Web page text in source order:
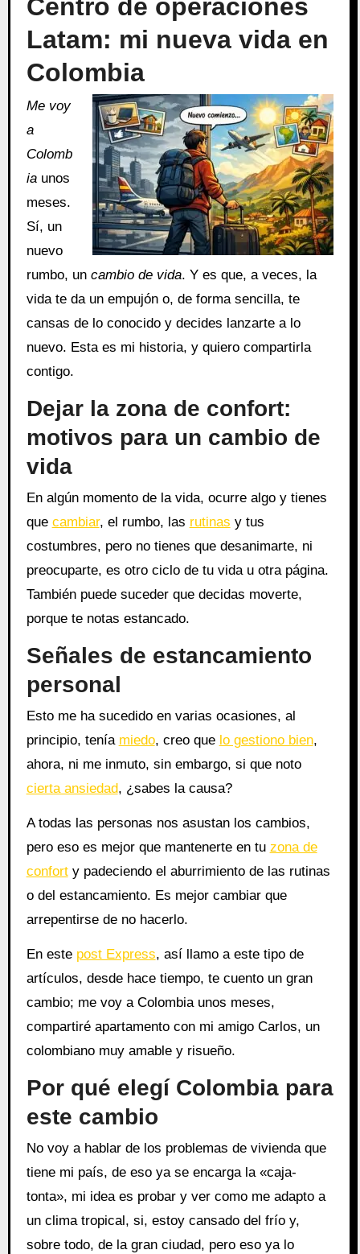
Centro de operaciones
Latam: mi nueva vida en
Colombia
Me voy
a
Colomb
ia unos
meses.
Sí, un
nuevo
rumbo, un cambio de vida. Y es que, a veces, la
vida te da un empujón o, de forma sencilla, te
cansas de lo conocido y decides lanzarte a lo
nuevo. Esta es mi historia, y quiero compartirla
contigo.
Dejar la zona de confort:
motivos para un cambio de
vida
En algún momento de la vida, ocurre algo y tienes
que cambiar, el rumbo, las rutinas y tus
costumbres, pero no tienes que desanimarte, ni
preocuparte, es otro ciclo de tu vida u otra página.
También puede suceder que decidas moverte,
porque te notas estancado.
Señales de estancamiento
personal
Esto me ha sucedido en varias ocasiones, al
principio, tenía miedo, creo que lo gestiono bien,
ahora, ni me inmuto, sin embargo, si que noto
cierta ansiedad, ¿sabes la causa?
A todas las personas nos asustan los cambios,
pero eso es mejor que mantenerte en tu zona de
conforty padeciendo el aburrimiento de las rutinas
o del estancamiento. Es mejor cambiar que
arrepentirse de no hacerlo.
En este post Express, así llamo a este tipo de
artículos, desde hace tiempo, te cuento un gran
cambio; me voy a Colombia unos meses,
compartiré apartamento con mi amigo Carlos, un
colombiano muy amable y risueño.
Por qué elegí Colombia para
este cambio
No voy a hablar de los problemas de vivienda que
tiene mi país, de eso ya se encarga la «caja-
tonta», mi idea es probar y ver como me adapto a
un clima tropical, si, estoy cansado del frío y,
sobre todo, de la gran ciudad, pero eso ya lo